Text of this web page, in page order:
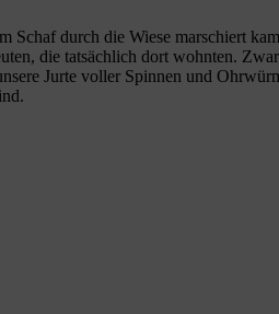
durch die Wiese marschiert
die tatsächlich dort wohnten.
Jurte voller Spinnen und